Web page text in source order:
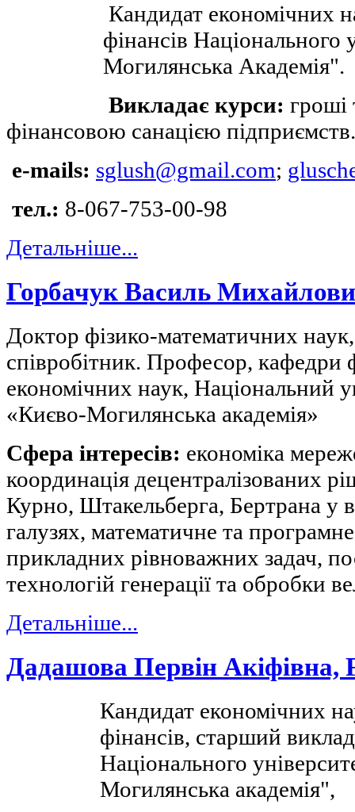
Кандидат економічних
фінансів Національного
Могилянська Академія".
Викладає курси: гроші
фінансовою санацією підприємств.
e-mails: sglush@gmail.com;
тел.: 8-067-753-00-98
Детальніше...
Горбачук Василь
Доктор фізико-математичних
співробітник. Професор, кафедри
економічних наук, Національний
«Києво-Могилянська академія»
Сфера інтересів: економіка
координація децентралізованих
Курно, Штакельберга, Бертрана у
галузях, математичне та
прикладних рівноважних задач,
технологій генерації та обробки
Детальніше...
Дадашова Первін Акіфівна,
Кандидат економічних
фінансів, старший
Національного
Могилянська академія",